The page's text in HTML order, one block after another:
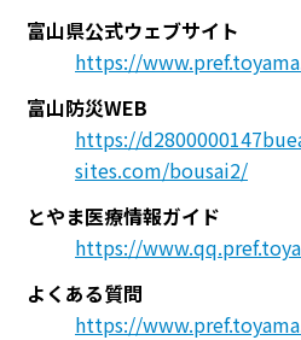
富山県公式ウェブサイト
https://
富山防災WEB
https://
sites.com/bousai2/
とやま医療情報ガイド
https://
よくある質問
https://